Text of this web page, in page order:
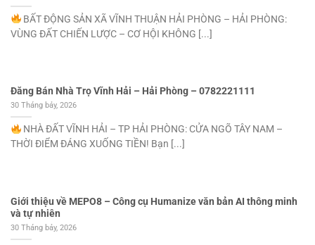
BẤT ĐỘNG SẢN XÃ VĨNH THUẬN HẢI PHÒNG – HẢI PHÒNG:
VÙNG ĐẤT CHIẾN LƯỢC – CƠ HỘI KHÔNG [...]
Đăng Bán Nhà Trọ Vĩnh Hải – Hải Phòng – 0782221111
30 Tháng bảy, 2026
NHÀ ĐẤT VĨNH HẢI – TP HẢI PHÒNG: CỬA NGÕ TÂY NAM –
THỜI ĐIỂM ĐÁNG XUỐNG TIỀN! Bạn [...]
Giới thiệu về MEPO8 – Công cụ Humanize văn bản AI thông minh
và tự nhiên
30 Tháng bảy, 2026